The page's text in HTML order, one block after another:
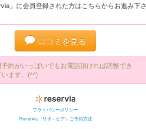
」に会員登録された方はこちらからお進み下さ
口コミを見る
約がいっぱいでもお電話頂ければ調整でき
ます。(^^)
プライバシーポリシー
Reservia（リザ－ビア）ご予約方法